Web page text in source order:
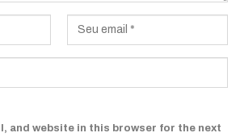
and website in this browser for the next